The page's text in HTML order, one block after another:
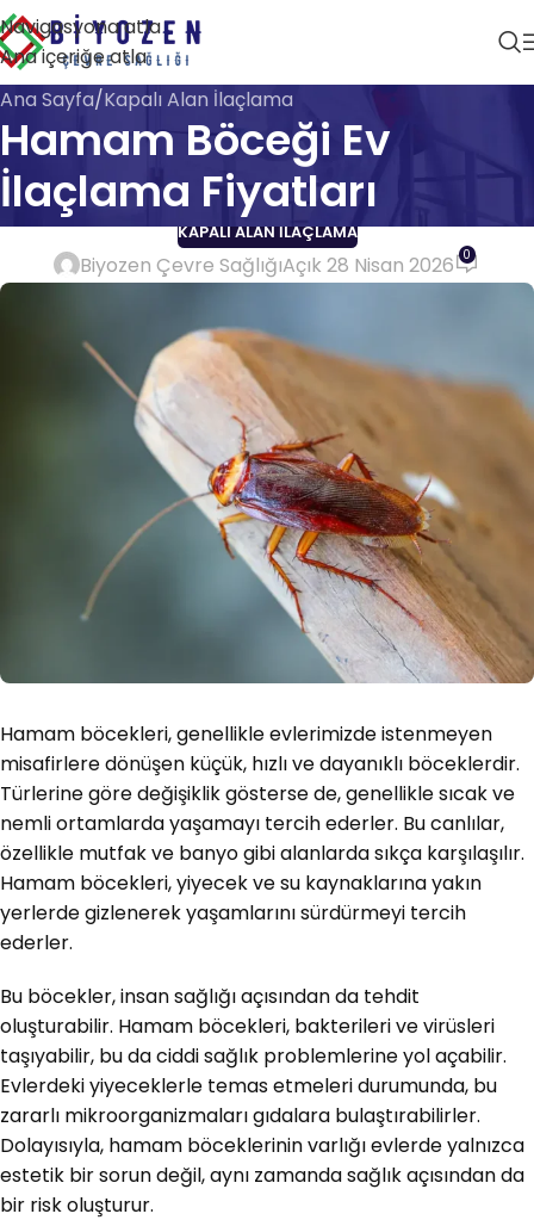
Navigasyona atla
Ana içeriğe atla
Ana Sayfa Kapalı Alan İlaçlama
Hamam Böceği Ev
İlaçlama Fiyatları
KAPALI ALAN İLAÇLAMA
Biyozen Çevre SağlığıAçık 28 Nisan 2026 0
Hamam böcekleri, genellikle evlerimizde istenmeyen
misafirlere dönüşen küçük, hızlı ve dayanıklı böceklerdir.
Türlerine göre değişiklik gösterse de, genellikle sıcak ve
nemli ortamlarda yaşamayı tercih ederler. Bu canlılar,
özellikle mutfak ve banyo gibi alanlarda sıkça karşılaşılır.
Hamam böcekleri, yiyecek ve su kaynaklarına yakın
yerlerde gizlenerek yaşamlarını sürdürmeyi tercih
ederler.
Bu böcekler, insan sağlığı açısından da tehdit
oluşturabilir. Hamam böcekleri, bakterileri ve virüsleri
taşıyabilir, bu da ciddi sağlık problemlerine yol açabilir.
Evlerdeki yiyeceklerle temas etmeleri durumunda, bu
zararlı mikroorganizmaları gıdalara bulaştırabilirler.
Dolayısıyla, hamam böceklerinin varlığı evlerde yalnızca
estetik bir sorun değil, aynı zamanda sağlık açısından da
bir risk oluşturur.